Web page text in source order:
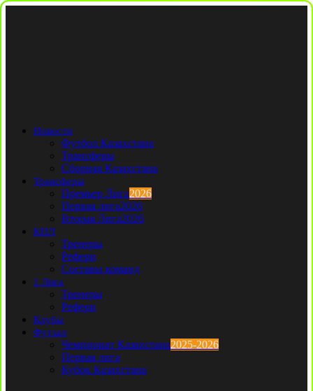
Новости
Футбол Казахстана
Трансферы
Сборная Казахстана
Трансферы
Премьер Лига2026
Первая лига2026
Вторая Лига2026
КПЛ
Тренеры
Рефери
Составы команд
1 Лига
Тренеры
Рефери
Клубы
Футзал
Чемпионат Казахстана2025-2026
Первая лига
Кубок Казахстана